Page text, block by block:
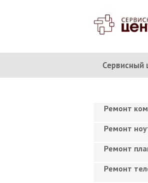
Сервисный
Ремонт
Ремонт
Ремонт
Ремонт